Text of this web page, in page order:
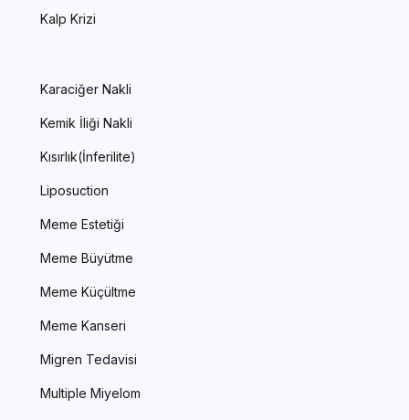
Kalp Krizi
Karaciğer Nakli
Kemik İliği Nakli
Kısırlık(İnferilite)
Liposuction
Meme Estetiği
Meme Büyütme
Meme Küçültme
Meme Kanseri
Migren Tedavisi
Multiple Miyelom